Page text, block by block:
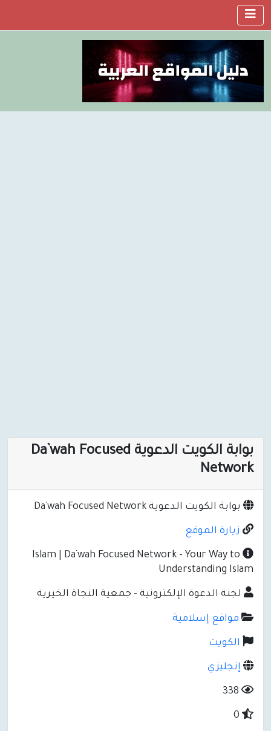
بوابة الكويت الدعوية Da`wah Focused
Network
بوابة الكويت الدعوية Da`wah Focused Network
زيارة الموقع
Islam | Da`wah Focused Network - Your Way to
Understanding Islam
لجنة الدعوة الإلكترونية - جمعية النجاة الخيرية
مواقع إسلامية
الكويت
إنجليزي